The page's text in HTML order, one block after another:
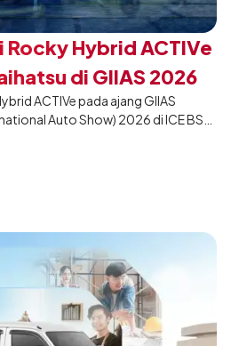
Hybrid ACTIVe
di GIIAS 2026
ACTIVe pada ajang GIIAS
Auto Show) 2026 di ICE BSD
unit Rocky Hybrid yang
sarana inspirasi bagi
hidup yang aktif.